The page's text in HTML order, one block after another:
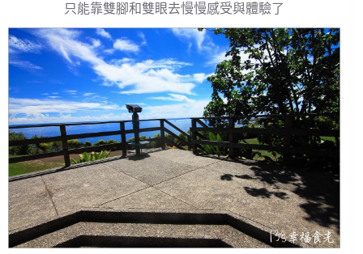
只能靠雙腳和雙眼去慢慢感受與體驗了